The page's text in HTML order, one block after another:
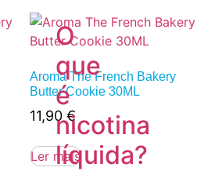
O
que
é
nicotina
líquida?
Aroma The French Bakery
Butter Cookie 30ML
11,90 €
Ler mais